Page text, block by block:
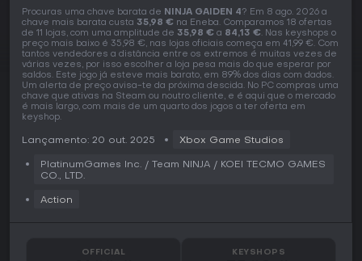
Procuras uma chave barata de NINJA GAIDEN 4? Em 8 ago. 2026 a
chave mais barata custa 35,98 € na Eneba. Comparamos 18 ofertas
de 11 lojas, com uma amplitude de 35,98 € a 84,13 €. Nas keyshops o
preço mais baixo é 35,98 €, nas lojas oficiais começa em 41,99 €. Com
tantos vendedores a distância entre os extremos é muitas vezes de
várias vezes, por isso escolher a loja pesa mais do que esperar por
saldos. Este jogo já esteve mais barato, em 89% dos dias com dados.
Um alerta de preço avisa-te da próxima descida. No PC compras uma
chave que ativas na Steam ou noutro cliente, e é aqui que o mercado
é mais largo, com mais de um quarto dos jogos a ter oferta em
keyshop.
Lançamento: 20 out. 2025 Xbox Game Studios
PlatinumGames Inc. / Team NINJA / KOEI TECMO GAMES
CO., LTD.
Action
OFFICIAL KEYSHOPS